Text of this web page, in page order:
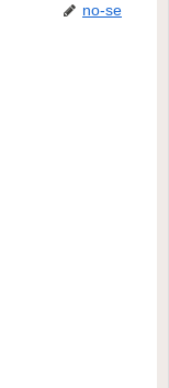
no-se